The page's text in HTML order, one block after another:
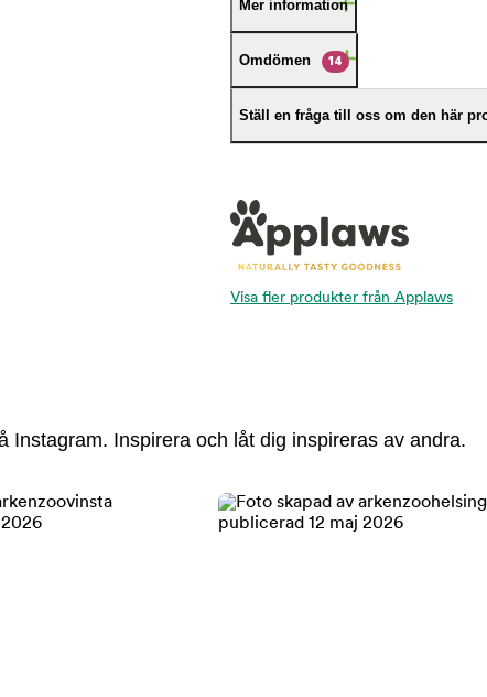
Mer information
Omdömen 14
Ställ en fråga till oss om den här
Visa fler produkter från Applaws
Instagram. Inspirera och låt dig inspireras av andra.